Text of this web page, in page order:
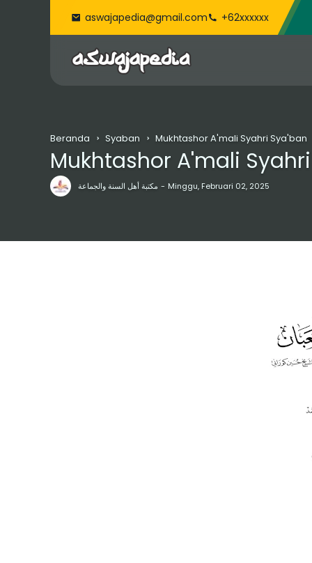
aswajapedia@gmail.com +62xxxxxx
Beranda Syaban Mukhtashor A'mali Syahri Sya'ban
مكتبة أهل السنة والجماعة Minggu, Februari 02, 2025
Mukhtashor A'mali